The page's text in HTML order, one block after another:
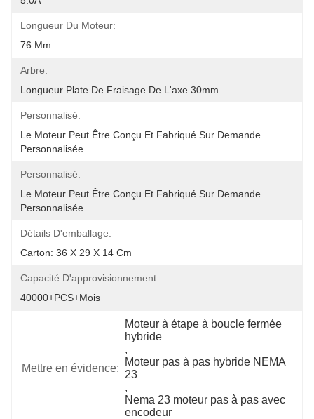
Longueur Du Moteur:
76 Mm
Arbre:
Longueur Plate De Fraisage De L'axe 30mm
Personnalisé:
Le Moteur Peut Être Conçu Et Fabriqué Sur Demande
Personnalisée.
Personnalisé:
Le Moteur Peut Être Conçu Et Fabriqué Sur Demande
Personnalisée.
Détails D'emballage:
Carton: 36 X 29 X 14 Cm
Capacité D'approvisionnement:
40000+PCS+mois
Mettre en évidence:
Moteur à étape à boucle fermée
hybride
,
Moteur pas à pas hybride NEMA
23
,
Nema 23 moteur pas à pas avec
encodeur